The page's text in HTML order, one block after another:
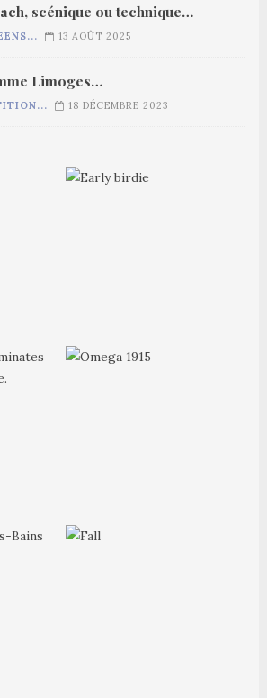
scénique ou technique…
13 AOÛT 2025
Limoges…
18 DÉCEMBRE 2023